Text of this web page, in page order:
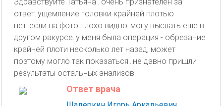
ответ..ущемление головки крайней плотью
нет..если на фото плохо видно..могу выслать еще в
другом ракурсе..у меня была операция - обрезание
крайней плоти несколько лет назад, может
поэтому могло так показаться...не давно пришли
результаты остальных анализов
Ответ врача